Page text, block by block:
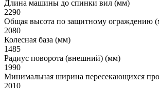
Длина машины до спинки вил (мм)
2290
Общая высота по защитному ограждению
2080
Колесная база (мм)
1485
Радиус поворота (внешний) (мм)
1990
Минимальная ширина пересекающихся
2010